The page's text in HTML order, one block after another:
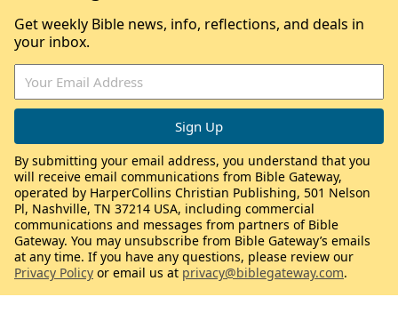
Get weekly Bible news, info, reflections, and deals in
your inbox.
By submitting your email address, you understand that you
will receive email communications from Bible Gateway,
operated by HarperCollins Christian Publishing, 501 Nelson
Pl, Nashville, TN 37214 USA, including commercial
communications and messages from partners of Bible
Gateway. You may unsubscribe from Bible Gateway’s emails
at any time. If you have any questions, please review our
Privacy Policy or email us at privacy@biblegateway.com.